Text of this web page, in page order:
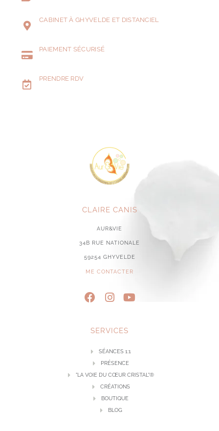
CABINET À GHYVELDE ET DISTANCIEL
PAIEMENT SÉCURISÉ
PRENDRE RDV
CLAIRE CANIS
AUR&VIE
34B RUE NATIONALE
59254 GHYVELDE
ME CONTACTER
SERVICES
SÉANCES 1:1
PRÉSENCE
"LA VOIE DU CŒUR CRISTAL"®
CRÉATIONS
BOUTIQUE
BLOG